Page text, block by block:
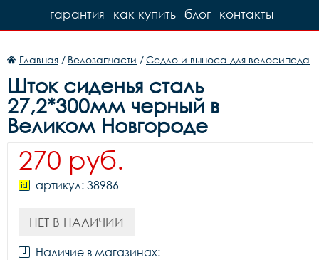
контакты
блог
как купить
гарантия
Главная / Велозапчасти /Седло и выноса для велосипеда
Шток сиденья сталь
27,2*300мм черный в
Великом Новгороде
270 руб.
артикул: 38986
НЕТ В НАЛИЧИИ
Наличие в магазинах: